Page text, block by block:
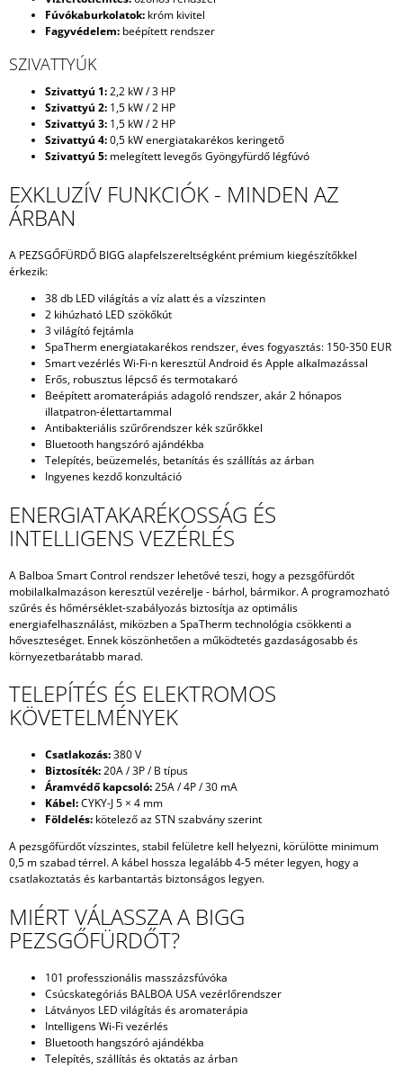
Fúvókaburkolatok: króm kivitel
Fagyvédelem: beépített rendszer
SZIVATTYÚK
Szivattyú 1:2,2 kW / 3 HP
Szivattyú 2: 1,5 kW / 2 HP
Szivattyú 3: 1,5 kW / 2 HP
Szivattyú 4:0,5 kW energiatakarékos keringető
Szivattyú 5: melegített levegős Gyöngyfürdő légfúvó
EXKLUZÍV FUNKCIÓK - MINDEN AZ
ÁRBAN
A PEZSGŐFÜRDŐ BIGG alapfelszereltségként prémium kiegészítőkkel
érkezik:
38 db LED világítás a víz alatt és a vízszinten
2 kihúzható LED szökőkút
3 világító fejtámla
SpaTherm energiatakarékos rendszer, éves fogyasztás: 150-350 EUR
Smart vezérlés Wi-Fi-n keresztül Android és Apple alkalmazással
Erős, robusztus lépcső és termotakaró
Beépített aromaterápiás adagoló rendszer, akár 2 hónapos
illatpatron-élettartammal
Antibakteriális szűrőrendszer kék szűrőkkel
Bluetooth hangszóró ajándékba
Telepítés, beüzemelés, betanítás és szállítás az árban
Ingyenes kezdő konzultáció
ENERGIATAKARÉKOSSÁG ÉS
INTELLIGENS VEZÉRLÉS
A Balboa Smart Control rendszer lehetővé teszi, hogy a pezsgőfürdőt
mobilalkalmazáson keresztül vezérelje - bárhol, bármikor. A programozható
szűrés és hőmérséklet-szabályozás biztosítja az optimális
energiafelhasználást, miközben a SpaTherm technológia csökkenti a
hőveszteséget. Ennek köszönhetően a működtetés gazdaságosabb és
környezetbarátabb marad.
TELEPÍTÉS ÉS ELEKTROMOS
KÖVETELMÉNYEK
Csatlakozás:380 V
Biztosíték:20A / 3P / B típus
Áramvédő kapcsoló:25A / 4P / 30 mA
Kábel:CYKY-J 5 × 4 mm
Földelés: kötelező az STN szabvány szerint
A pezsgőfürdőt vízszintes, stabil felületre kell helyezni, körülötte minimum
0,5 m szabad térrel. A kábel hossza legalább 4-5 méter legyen, hogy a
csatlakoztatás és karbantartás biztonságos legyen.
MIÉRT VÁLASSZA A BIGG
PEZSGŐFÜRDŐT?
101 professzionális masszázsfúvóka
Csúcskategóriás BALBOA USA vezérlőrendszer
Látványos LED világítás és aromaterápia
Intelligens Wi-Fi vezérlés
Bluetooth hangszóró ajándékba
Telepítés, szállítás és oktatás az árban